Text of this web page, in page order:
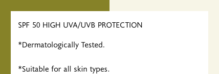
SPF 50 HIGH UVA/UVB PROTECTION
*Dermatologically Tested.
*Suitable for all skin types.